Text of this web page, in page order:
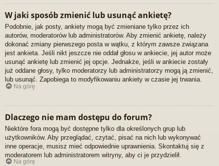
W jaki sposób zmienić lub usunąć ankietę?
Podobnie, jak posty, ankiety mogą być zmieniane tylko przez ich
autorów, moderatorów lub administratorów. Aby zmienić ankietę, należy
dokonać zmiany pierwszego posta w wątku, z którym zawsze związana
jest ankieta. Jeśli nikt jeszcze nie oddał głosu w ankiecie, jej autor może
usunąć ankietę lub zmienić jej opcje. Jednakże, jeśli w ankiecie zostały
już oddane głosy, tylko moderatorzy lub administratorzy mogą ją zmienić,
lub usunąć. Zapobiega to modyfikowaniu ankiety w czasie jej trwania.
Na górę
Dlaczego nie mam dostępu do forum?
Niektóre fora mogą być dostępne tylko dla określonych grup lub
użytkowników. Aby przeglądać, czytać, pisać na nich lub wykonywać
inne operacje, musisz mieć odpowiednie uprawnienia. Skontaktuj się z
moderatorem lub administratorem witryny, aby ci je przydzielił.
Na górę